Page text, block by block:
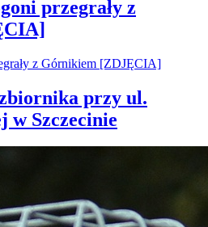
przegrały z
przy ul.
w Szczecinie